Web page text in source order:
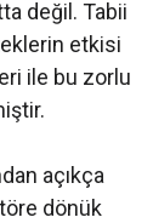
değil. Tabii
etkisi
ile bu zorlu
açıkça
dönük